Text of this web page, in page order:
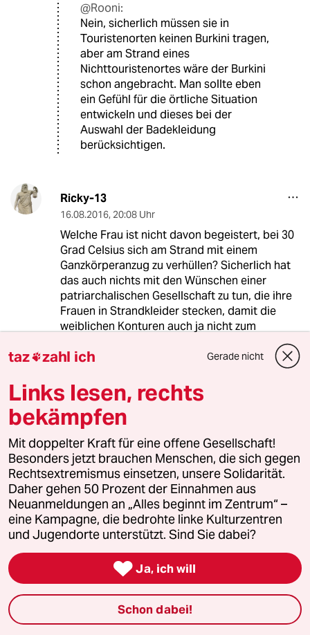
@Rooni:
Nein, sicherlich müssen sie in
Touristenorten keinen Burkini tragen,
aber am Strand eines
Nichttouristenortes wäre der Burkini
schon angebracht. Man sollte eben
ein Gefühl für die örtliche Situation
entwickeln und dieses bei der
Auswahl der Badekleidung
berücksichtigen.
Ricky-13
16.08.2016, 20:08 Uhr
Welche Frau ist nicht davon begeistert, bei 30
Grad Celsius sich am Strand mit einem
Ganzkörperanzug zu verhüllen? Sicherlich hat
das auch nichts mit den Wünschen einer
patriarchalischen Gesellschaft zu tun, die ihre
Frauen in Strandkleider stecken, damit die
weiblichen Konturen auch ja nicht zum
Vorschein kommen. Man kann den Frauen aber
wenigstens raten, sich Vitamin D3 Tabletten zu
besorgen, denn Osteoporose ist das Mindeste,
was man bekommt, wenn man seinen Körper
vor der Sonne versteckt.
H HerrvonSinope
17.08.2016,10:26 Uhr
@Ricky-13:
Die bekommt man von Milchkonsum
auch. Diskutiert irgendwer über ein
Milchverbot?
Ricky-13
17.08.2016,16:38 Uhr
taz zahl ich Gerade nicht
Links lesen, rechts
bekämpfen
Mit doppelter Kraft für eine offene Gesellschaft!
Besonders jetzt brauchen Menschen, die sich gegen
Rechtsextremismus einsetzen, unsere Solidarität.
Daher gehen 50 Prozent der Einnahmen aus
Neuanmeldungen an „Alles beginnt im Zentrum“ –
eine Kampagne, die bedrohte linke Kulturzentren
und Jugendorte unterstützt. Sind Sie dabei?
 Ja, ich will
Schon dabei!